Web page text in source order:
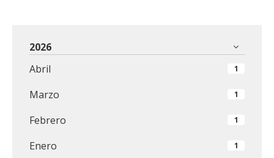
2026
Abril
1
Marzo 1
Febrero 1
Enero 1